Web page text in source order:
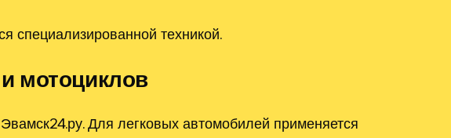
специализированной техникой.
мотоциклов
Для легковых автомобилей применяется